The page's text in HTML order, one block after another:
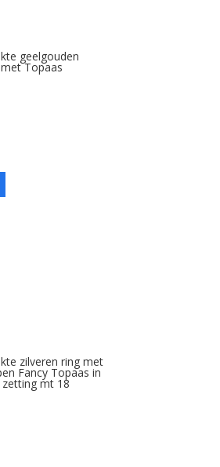
geelgouden
Topaas
zilveren ring met
Fancy Topaas in
mt 18